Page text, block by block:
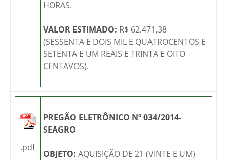
HORAS.
VALOR ESTIMADO: R$ 62.471,38
(SESSENTA E DOIS MIL E QUATROCENTOS E
SETENTA E UM REAIS E TRINTA E OITO
CENTAVOS).
.pdf
PREGÃO ELETRÔNICO Nº 034/2014-
SEAGRO
OBJETO: AQUISIÇÃO DE 21 (VINTE E UM)